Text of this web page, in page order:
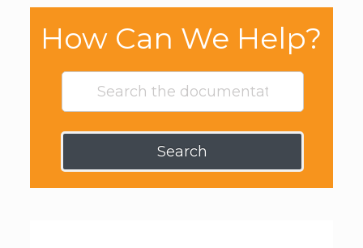
How Can We Help?
Search